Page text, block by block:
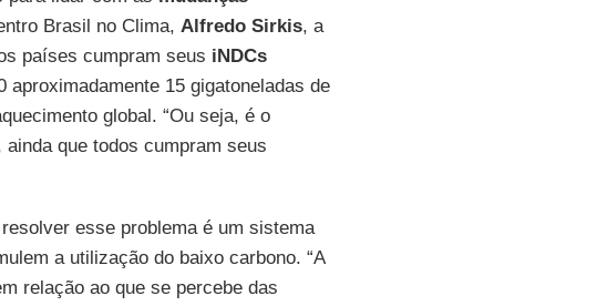
Brasil no Clima, Alfredo Sirkis, a
países cumpram seus iNDCs
aproximadamente 15 gigatoneladas de
global. “Ou seja, é o
que todos cumpram seus
esse problema é um sistema
a utilização do baixo carbono. “A
relação ao que se percebe das